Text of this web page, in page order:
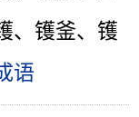
、镬釜、镬
语